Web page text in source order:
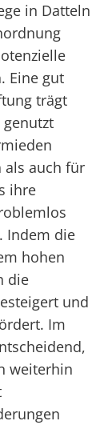
in Datteln
Eine gut
trägt
genutzt
als auch für
ihre
Indem die
hohen
die
und
Im
weiterhin